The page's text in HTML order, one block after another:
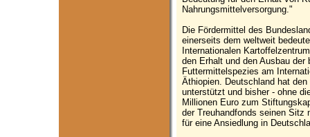
Nahrungsmittelversorgung."
Die Fördermittel des
einerseits dem weltweit
Internationalen
den Erhalt und den Ausbau
Futtermittelspezies am
Äthiopien. Deutschland hat
unterstützt und bisher - ohne
Millionen Euro zum
der Treuhandfonds seinen Sitz
für eine Ansiedlung in